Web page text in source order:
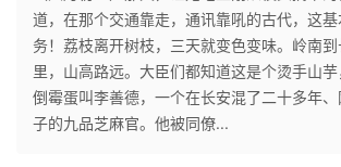
个
人
主
我
的
道，在那个交通靠走，通讯靠吼的古代，这
务！荔枝离开树枝，三天就变色变味。岭南
里，山高路远。大臣们都知道这是个烫手山芋
倒霉蛋叫李善德，一个在长安混了二十多年
子的九品芝麻官。他被同僚...